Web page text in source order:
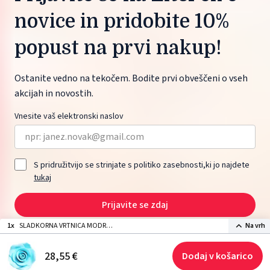
1x SLADKORNA VRTNICA MODRA
3,3cm (36kom)
Na vrh
28,55€ Dodaj v košarico
novice in pridobite 10%
popust na prvi nakup!
Ostanite vedno na tekočem. Bodite prvi obveščeni o vseh
akcijah in novostih.
Vnesite vaš elektronski naslov
S pridružitvijo se strinjate s politiko zasebnosti,ki jo najdete
tukaj
Prijavite se zdaj
2026 © ŽITO maloprodaja d.o.o., Moskovska ulica 1, 1000 Ljubljana, Slovenia.
Izdelava spletne strani: Sitexo.com